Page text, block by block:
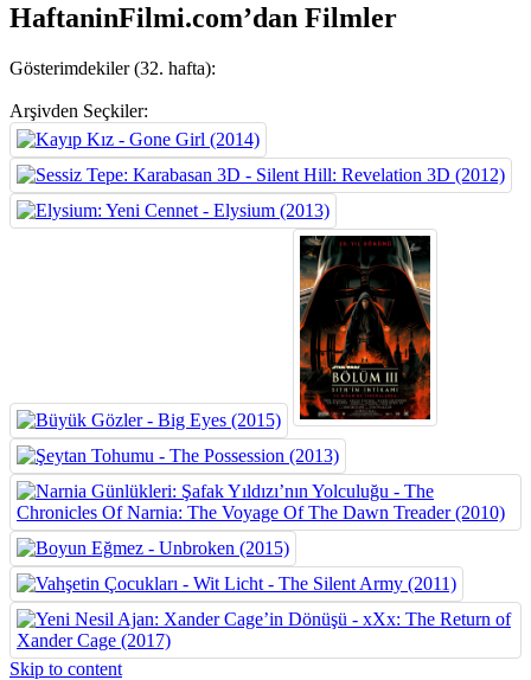
HaftaninFilmi.com’dan Filmler
Gösterimdekiler (32. hafta):
Arşivden Seçkiler:
Skip to content